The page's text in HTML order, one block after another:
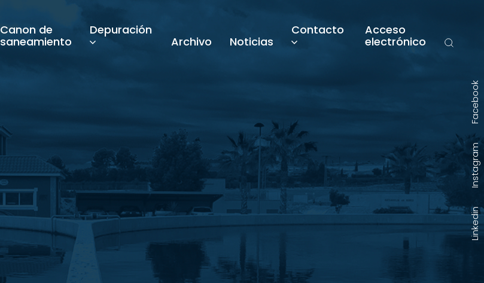
Canon de
saneamiento
Depuración
Archivo
Noticias
Contacto
Acceso
electrónico
Linkedin
Instagram
Facebook